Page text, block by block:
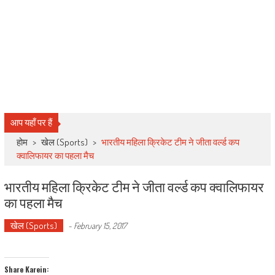
आप यहाँ पर हैं
होम > खेल (Sports) > भारतीय महिला क्रिकेट टीम ने जीता वर्ल्ड कप
क्वालिफायर का पहला मैच
भारतीय महिला क्रिकेट टीम ने जीता वर्ल्ड कप क्वालिफायर
का पहला मैच
खेल (Sports) - February 15, 2017
Share Karein: